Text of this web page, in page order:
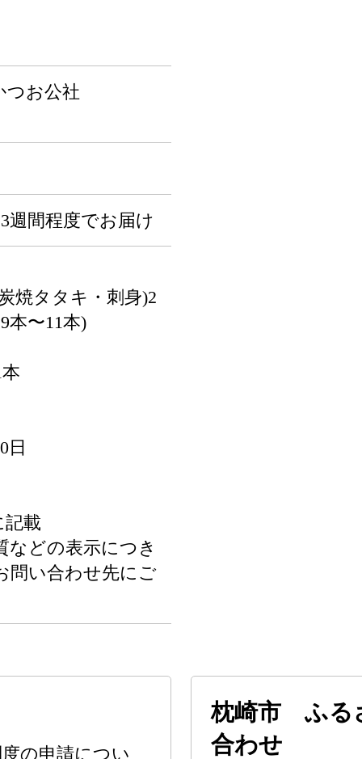
つお公社
週間程度でお届け
焼タタキ・刺身)2
本〜11本)
日
記載
どの表示につき
問い合わせ先にご
の申請につい
枕崎市 ふる
合わせ